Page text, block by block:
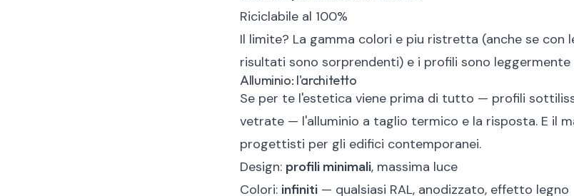
Riciclabile al 100%
Il limite? La gamma colori e piu ristretta (anche se con
risultati sono sorprendenti) e i profili sono leggermente
Alluminio: l'architetto
Se per te l'estetica viene prima di tutto — profili
vetrate — l'alluminio a taglio termico e la risposta. E il
progettisti per gli edifici contemporanei.
Design: profili minimali, massima luce
Colori: infiniti — qualsiasi RAL, anodizzato, effetto legno